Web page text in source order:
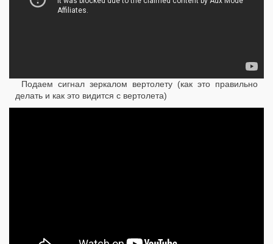
Подаем сигнал зеркалом вертолету (как это правильно
делать и как это видится с вертолета)